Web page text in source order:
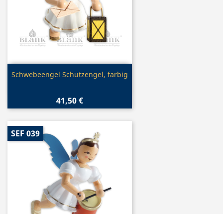
Vorschau
Schwebeengel Schutzengel, farbig
41,50 €
SEF 039